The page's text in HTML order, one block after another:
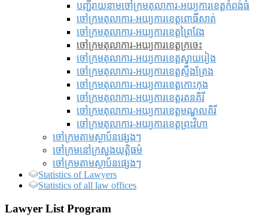
បញ្ជីរាយនាមចៅក្រមតុលាការ-អយ្យការខេត្តកំពង់ធំ
ចៅក្រមតុលាការ-អយ្យការខេត្តពោធិ៍សាត់
ចៅក្រមតុលាការ-អយ្យការខេត្តព្រៃវែង
ចៅក្រមតុលាការ-អយ្យការខេត្តក្រចេះ
ចៅក្រមតុលាការ-អយ្យការខេត្តស្វាយរៀង
ចៅក្រមតុលាការ-អយ្យការខេត្តស្ទឹងត្រែង
ចៅក្រមតុលាការ-អយ្យការខេត្តកោះកុង
ចៅក្រមតុលាការ-អយ្យការខេត្តរតនគិរី
ចៅក្រមតុលាការ-អយ្យការខេត្តមណ្ឌលគិរី
ចៅក្រមតុលាការ-អយ្យការខេត្តព្រះវិហា
ចៅក្រមតាមស្ថាប័នផ្សេងៗ
ចៅក្រមនៅក្រសួងយុត្តិធម៌
ចៅក្រមតាមស្ថាប័នផ្សេងៗ
Statistics of Lawyers
Statistics of all law offices
Lawyer List Program